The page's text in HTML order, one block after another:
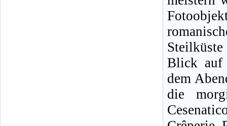
Blick auf
dem
die